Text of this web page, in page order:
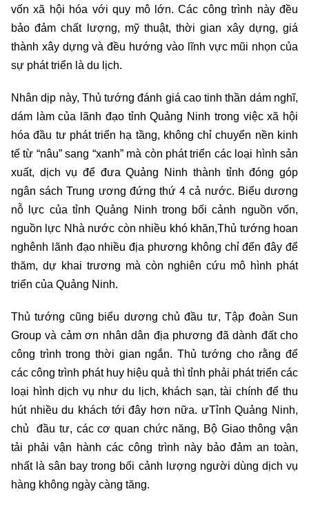
vốn xã hội hóa với quy mô lớn. Các công trình này đều
bảo đảm chất lượng, mỹ thuật, thời gian xây dựng, giá
thành xây dựng và đều hướng vào lĩnh vực mũi nhọn của
sự phát triển là du lịch.
Nhân dịp này, Thủ tướng đánh giá cao tinh thần dám nghĩ,
dám làm của lãnh đạo tỉnh Quảng Ninh trong việc xã hội
hóa đầu tư phát triển hạ tầng, không chỉ chuyển nền kinh
tế từ “nâu” sang “xanh” mà còn phát triển các loại hình sản
xuất, dịch vụ để đưa Quảng Ninh thành tỉnh đóng góp
ngân sách Trung ương đứng thứ 4 cả nước. Biểu dương
nỗ lực của tỉnh Quảng Ninh trong bối cảnh nguồn vốn,
nguồn lực Nhà nước còn nhiều khó khăn,Thủ tướng hoan
nghênh lãnh đạo nhiều địa phương không chỉ đển đây để
thăm, dự khai trương mà còn nghiên cứu mô hình phát
triển của Quảng Ninh.
Thủ tướng cũng biểu dương chủ đầu tư, Tập đoàn Sun
Group và cảm ơn nhân dân địa phương đã dành đất cho
công trình trong thời gian ngắn. Thủ tướng cho rằng để
các công trình phát huy hiệu quả thì tỉnh phải phát triển các
loại hình dịch vụ như du lịch, khách sạn, tài chính để thu
hút nhiều du khách tới đây hơn nữa. ưTỉnh Quảng Ninh,
chủ đầu tư, các cơ quan chức năng, Bộ Giao thông vận
tải phải vận hành các công trình này bảo đảm an toàn,
nhất là sân bay trong bối cảnh lượng người dùng dịch vụ
hàng không ngày càng tăng.